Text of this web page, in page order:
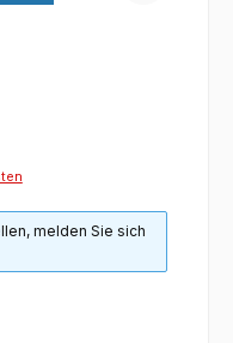
melden Sie sich